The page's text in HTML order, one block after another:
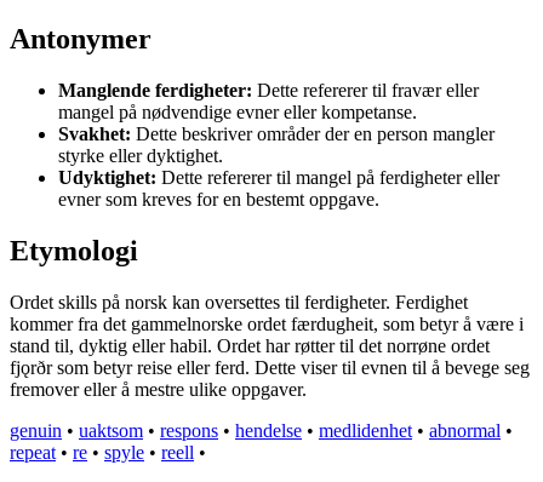
Antonymer
Manglende ferdigheter: Dette refererer til fravær eller
mangel på nødvendige evner eller kompetanse.
Svakhet: Dette beskriver områder der en person mangler
styrke eller dyktighet.
Udyktighet: Dette refererer til mangel på ferdigheter eller
evner som kreves for en bestemt oppgave.
Etymologi
Ordet skills på norsk kan oversettes til ferdigheter. Ferdighet
kommer fra det gammelnorske ordet færdugheit, som betyr å være i
stand til, dyktig eller habil. Ordet har røtter til det norrøne ordet
fjǫrðr som betyr reise eller ferd. Dette viser til evnen til å bevege seg
fremover eller å mestre ulike oppgaver.
genuin • uaktsom • respons • hendelse • medlidenhet • abnormal •
repeat • re • spyle • reell •